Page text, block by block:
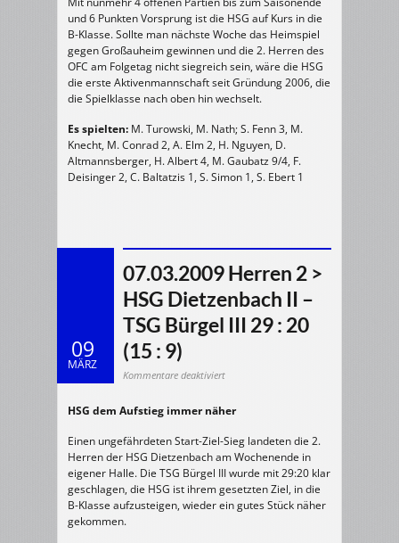
und 6 Punkten Vorsprung ist die HSG auf Kurs in die
B-Klasse. Sollte man nächste Woche das Heimspiel
gegen Großauheim gewinnen und die 2. Herren des
OFC am Folgetag nicht siegreich sein, wäre die HSG
die erste Aktivenmannschaft seit Gründung 2006, die
die Spielklasse nach oben hin wechselt.
Es spielten: M. Turowski, M. Nath; S. Fenn 3, M.
Knecht, M. Conrad 2, A. Elm 2, H. Nguyen, D.
Altmannsberger, H. Albert 4, M. Gaubatz 9/4, F.
Deisinger 2, C. Baltatzis 1, S. Simon 1, S. Ebert 1
09
MÄRZ
07.03.2009 Herren 2 >
HSG Dietzenbach II –
TSG Bürgel III 29 : 20
(15 : 9)
Kommentare deaktiviertfür
>
HSG
II
–
TSG
Bürgel
III
29
:
20
(15
HSG dem Aufstieg immer näher
Einen ungefährdeten Start-Ziel-Sieg landeten die 2.
Herren der HSG Dietzenbach am Wochenende in
eigener Halle. Die TSG Bürgel III wurde mit 29:20 klar
geschlagen, die HSG ist ihrem gesetzten Ziel, in die
B-Klasse aufzusteigen, wieder ein gutes Stück näher
gekommen.